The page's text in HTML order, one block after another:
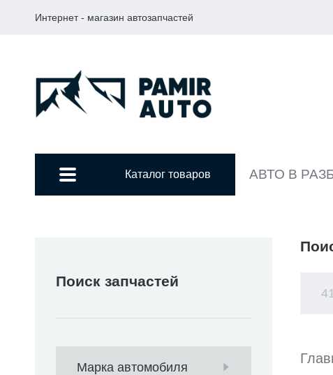
Интернет - магазин автозапчастей
Каталог товаров АВТО В
Поиск запчастей
Марка автомобиля